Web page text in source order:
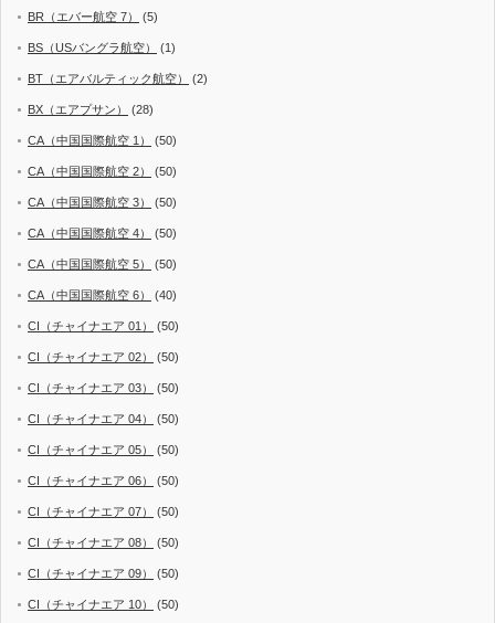
BR（エバー航空 7） (5)
BS（USバングラ航空） (1)
BT（エアバルティック航空） (2)
BX（エアプサン） (28)
CA（中国国際航空 1） (50)
CA（中国国際航空 2） (50)
CA（中国国際航空 3） (50)
CA（中国国際航空 4） (50)
CA（中国国際航空 5） (50)
CA（中国国際航空 6） (40)
CI（チャイナエア 01） (50)
CI（チャイナエア 02） (50)
CI（チャイナエア 03） (50)
CI（チャイナエア 04） (50)
CI（チャイナエア 05） (50)
CI（チャイナエア 06） (50)
CI（チャイナエア 07） (50)
CI（チャイナエア 08） (50)
CI（チャイナエア 09） (50)
CI（チャイナエア 10） (50)